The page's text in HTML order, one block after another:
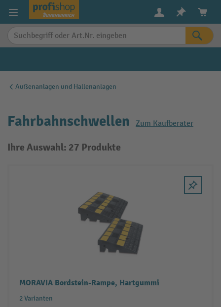
springen
Außenanlagen und Hallenanlagen
Fahrbahnschwellen Zum Kaufberater
Ihre Auswahl: 27 Produkte
MORAVIA Bordstein-Rampe, Hartgummi
2 Varianten